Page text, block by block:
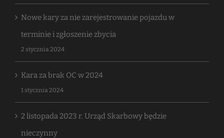
Nowe kary za nie zarejestrowanie pojazdu w
terminie i zgłoszenie zbycia
2 stycznia 2024
Kara za brak OC w 2024
1 stycznia 2024
2 listopada 2023 r. Urząd Skarbowy będzie
nieczynny